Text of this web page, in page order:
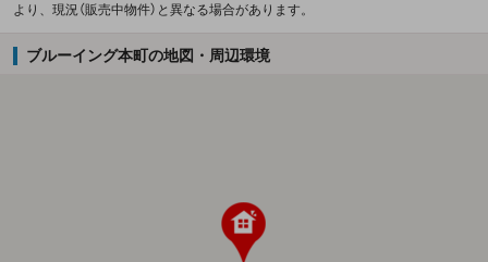
より、現況（販売中物件）と異なる場合があります。
ブルーイング本町の地図・周辺環境